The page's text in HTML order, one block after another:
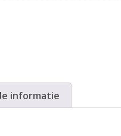
informatie